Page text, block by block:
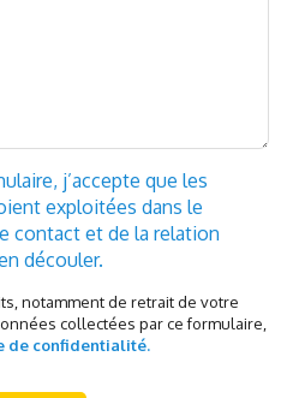
j’accepte que les
exploitées dans le
contact et de la relation
découler.
notamment de retrait de votre
collectées par ce formulaire,
de confidentialité.